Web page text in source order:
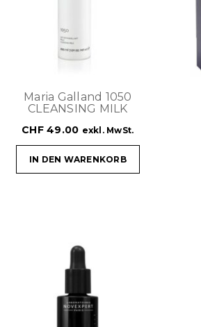
Maria Galland 1050
CLEANSING MILK
CHF49.00 exkl. MwSt.
IN DEN WARENKORB